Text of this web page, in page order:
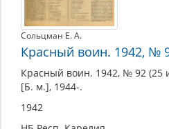
Сольцман Е. А.
Красный воин. 1942, №
Красный воин. 1942, № 92 (25
[Б. м.], 1944-.
1942